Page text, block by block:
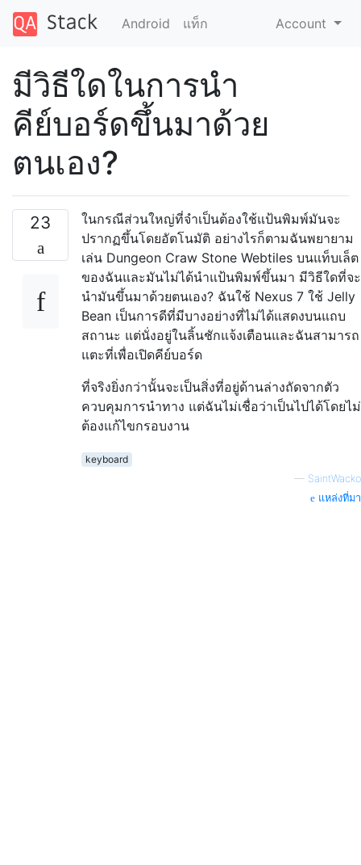
Android แท็ก Account
มีวิธีใดในการนำ
คีย์บอร์ดขึ้นมาด้วย
ตนเอง?
23
ในกรณีส่วนใหญ่ที่จำเป็นต้องใช้แป้นพิมพ์มันจะ
ปรากฏขึ้นโดยอัตโนมัติ อย่างไรก็ตามฉันพยายาม
เล่น Dungeon Craw Stone Webtiles บนแท็บเล็ต
ของฉันและมันไม่ได้นำแป้นพิมพ์ขึ้นมา มีวิธีใดที่จะ
นำมันขึ้นมาด้วยตนเอง? ฉันใช้ Nexus 7 ใช้ Jelly
Bean เป็นการดีที่มีบางอย่างที่ไม่ได้แสดงบนแถบ
สถานะ แต่นั่งอยู่ในลิ้นชักแจ้งเตือนและฉันสามารถ
แตะที่เพื่อเปิดคีย์บอร์ด
ที่จริงยิ่งกว่านั้นจะเป็นสิ่งที่อยู่ด้านล่างถัดจากตัว
ควบคุมการนำทาง แต่ฉันไม่เชื่อว่าเป็นไปได้โดยไม่
ต้องแก้ไขกรอบงาน
keyboard
— SaintWacko
แหล่งที่มา